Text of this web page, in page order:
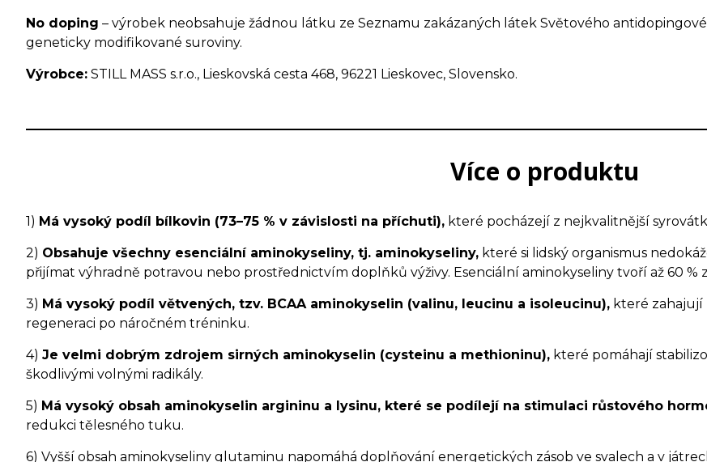
No doping – výrobek neobsahuje žádnou látku ze Seznamu zakázaných látek Světového
geneticky modifikované suroviny.
Výrobce: STILL MASS s.r.o., Lieskovská cesta 468, 96221 Lieskovec, Slovensko.
Více o produktu
1) Má vysoký podíl bílkovin (73–75 % v závislosti na příchuti), které pocházejí z nejkvalitnější
2) Obsahuje všechny esenciální aminokyseliny, tj. aminokyseliny, které si lidský organismus
přijímat výhradně potravou nebo prostřednictvím doplňků výživy. Esenciální aminokyseliny tvoří až 60 %
3) Má vysoký podíl větvených, tzv. BCAA aminokyselin (valinu, leucinu a isoleucinu), které
regeneraci po náročném tréninku.
4) Je velmi dobrým zdrojem sirných aminokyselin (cysteinu a methioninu), které pomáhají
škodlivými volnými radikály.
5) Má vysoký obsah aminokyselin argininu a lysinu, které se podílejí na stimulaci růstového
redukci tělesného tuku.
6) Vyšší obsah aminokyseliny glutaminu napomáhá doplňování energetických zásob ve svalech a v